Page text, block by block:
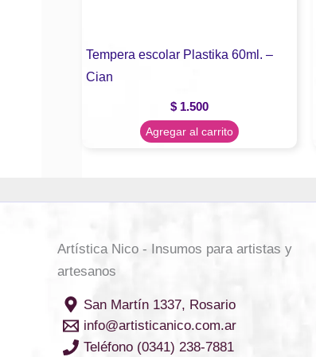
Tempera escolar Plastika 60ml. –
Cian
$1.500
Agregar al carrito
Artística Nico - Insumos para artistas y
artesanos
San Martín 1337, Rosario
info@artisticanico.com.ar
Teléfono (0341) 238-7881